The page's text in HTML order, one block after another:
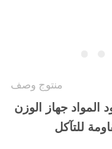
منتوج وصف
جهاز الوزن
للتآكل